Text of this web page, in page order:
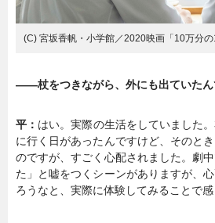
(C) 宮坂香帆・小学館／2020映画「10万分
――杖をつきながら、外にも出ていたん
平： はい。実際の生活をしていました
に行く日があったんですけど、そのと
のですが、すごく心配されました。劇
た」と嘘をつくシーンがありますが、
ろうなと、実際に体験してみることで感